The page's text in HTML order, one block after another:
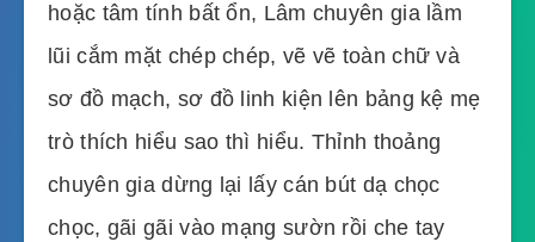
hoặc tâm tính bất ổn, Lâm chuyên gia lầm
lũi cắm mặt chép chép, vẽ vẽ toàn chữ và
sơ đồ mạch, sơ đồ linh kiện lên bảng kệ mẹ
trò thích hiểu sao thì hiểu. Thỉnh thoảng
chuyên gia dừng lại lấy cán bút dạ chọc
chọc, gãi gãi vào mạng sườn rồi che tay